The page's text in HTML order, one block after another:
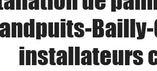
Bailly-
installateurs